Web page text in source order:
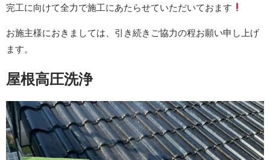
完工に向けて全力で施工にあたらせていただいておます
お施主様におきましては、引き続きご協力の程お願い申し上げ
ます。
屋根高圧洗浄